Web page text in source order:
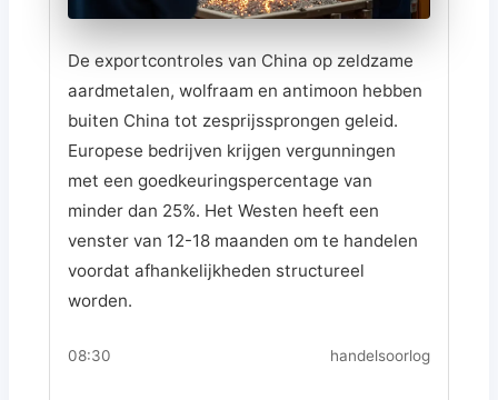
De exportcontroles van China op zeldzame
aardmetalen, wolfraam en antimoon hebben
buiten China tot zesprijssprongen geleid.
Europese bedrijven krijgen vergunningen
met een goedkeuringspercentage van
minder dan 25%. Het Westen heeft een
venster van 12-18 maanden om te handelen
voordat afhankelijkheden structureel
worden.
08:30 handelsoorlog